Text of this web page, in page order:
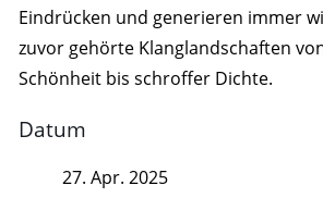
Eindrücken und generieren immer
zuvor gehörte Klanglandschaften
Schönheit bis schroffer Dichte.
Datum
27. Apr. 2025